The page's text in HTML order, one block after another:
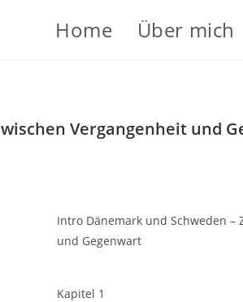
Home Über mich
Vergangenheit und
Intro Dänemark und Schweden –
und Gegenwart
Kapitel 1